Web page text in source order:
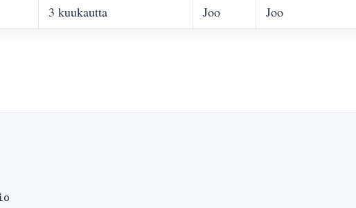
3 kuukautta Joo Joo